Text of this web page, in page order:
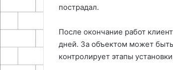
пострадал.
После окончание работ
дней. За объектом может
контролирует этапы